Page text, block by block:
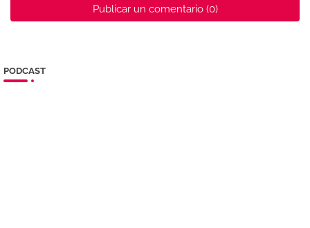
Publicar un comentario (0)
PODCAST